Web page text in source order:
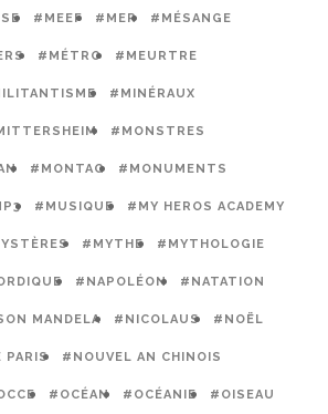
#MEEF #MER #MÉSANGE
#MÉTRO #MEURTRE
#MINÉRAUX
#MONSTRES
#MONTAG #MONUMENTS
#MUSIQUE #MY HEROS ACADEMY
#MYTHE #MYTHOLOGIE
#NAPOLÉON #NATATION
MANDELA #NICOLAUS #NOËL
PARIS #NOUVEL AN CHINOIS
#OCÉAN #OCÉANIE #OISEAU